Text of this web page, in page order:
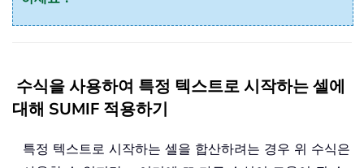
수식을 사용하여 특정 텍스트로 시작하는 셀에
대해 SUMIF 적용하기
특정 텍스트로 시작하는 셀을 합산하려는 경우 위 수식은